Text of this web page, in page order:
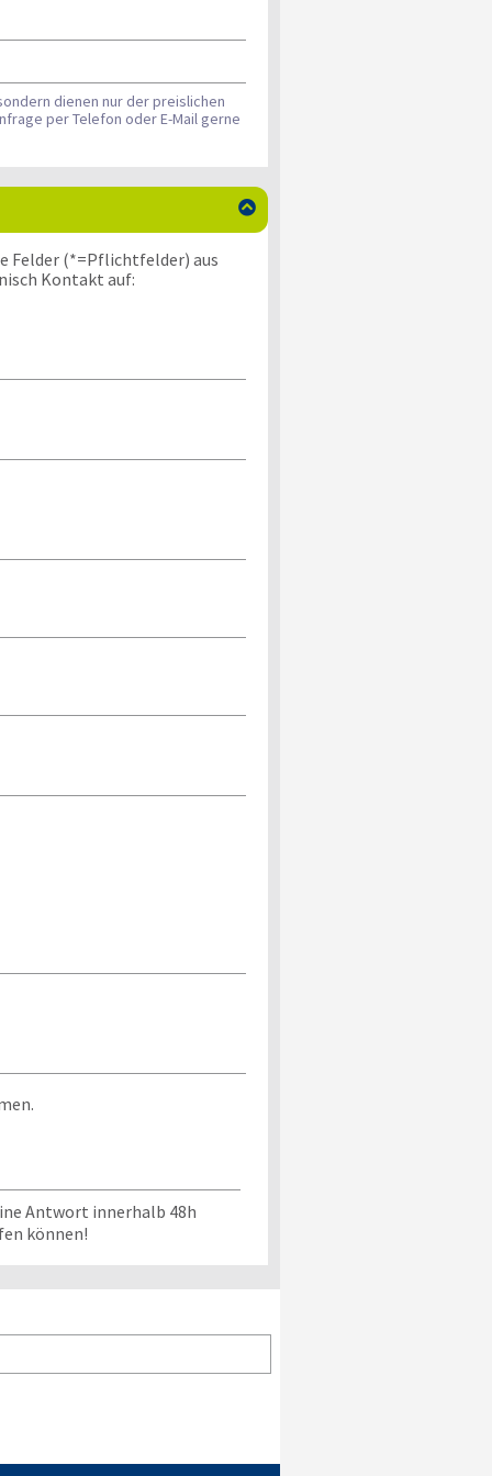
dienen nur der preislichen
per Telefon oder E-Mail gerne

Felder (*=Pflichtfelder) aus
Kontakt auf:
Antwort innerhalb 48h
können!